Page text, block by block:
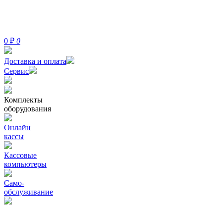
0 ₽ 0
Доставка и оплата
Сервис
Комплекты
оборудования
Онлайн
кассы
Кассовые
компьютеры
Само-
обслуживание